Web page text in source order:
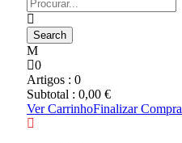
0
Artigos : 0
Subtotal : 0,00 €
Ver CarrinhoFinalizar Compra